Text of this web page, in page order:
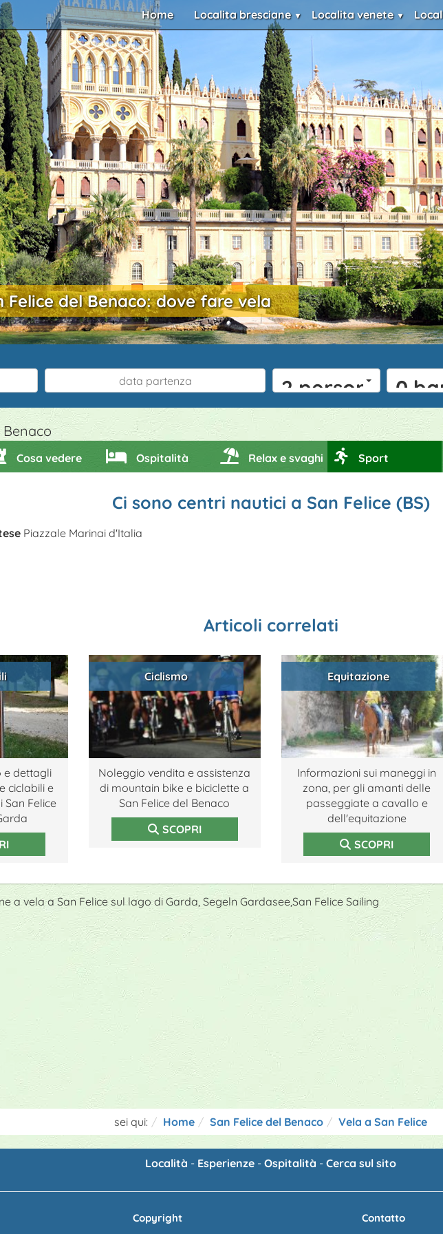
Home Localita bresciane Localita venete
Felice del Benaco: dove fare vela
2 persone 0
Benaco
Cosa vedere Ospitalità Relax e svaghi Sport
Ci sono centri nautici a San Felice (BS)
Piazzale Marinai d'Italia
Articoli correlati
e dettagli
ciclabili e
San Felice
Ciclismo
Noleggio vendita e assistenza
di mountain bike e biciclette a
San Felice del Benaco
SCOPRI
Equitazione
Informazioni sui maneggi in
zona, per gli amanti delle
passeggiate a cavallo e
dell'equitazione
SCOPRI
a vela a San Felice sul lago di Garda, Segeln Gardasee,San Felice Sailing
sei qui: Home San Felice del Benaco Vela a San Felice
Località - Esperienze- Ospitalità - Cerca sul sito
Copyright Contatto